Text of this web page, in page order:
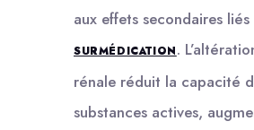
aux effets secondaires liés
SURMÉDICATION.
rénale réduit la capacité
substances actives,